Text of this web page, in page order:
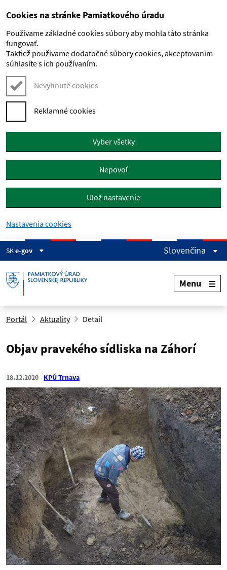
Preskočiť na hlavný obsah
Cookies na stránke Pamiatkového úradu
Používame základné cookies súbory aby mohla táto stránka
fungovať.
Taktiež používame dodatočné súbory cookies, akceptovaním
súhlasíte s ich používaním.
Nevyhnuté cookies
Reklamné cookies
Vyber všetky
Nepovoľ
Ulož nastavenie
Nastavenia cookies
SKe-gov Slovenčina
Menu
Portál Aktuality Detail
Objav pravekého sídliska na Záhorí
18.12.2020 KPÚ Trnava